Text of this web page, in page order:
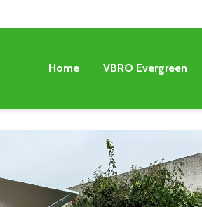
Home VBRO Evergreen